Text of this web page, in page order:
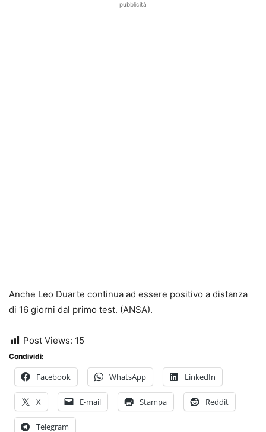
pubblicità
Anche Leo Duarte continua ad essere positivo a distanza
di 16 giorni dal primo test. (ANSA).
Post Views: 15
Condividi:
Facebook WhatsApp LinkedIn
X E-mail Stampa Reddit
Telegram